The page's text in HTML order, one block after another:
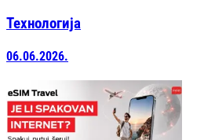
Технологија
06.06.2026.